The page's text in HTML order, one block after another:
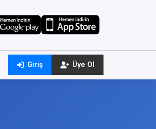
Giriş Üye Ol